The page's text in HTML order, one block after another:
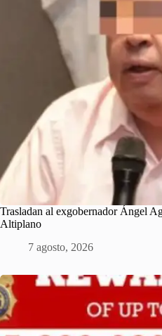
Trasladan al exgobernador Ángel
Altiplano
7 agosto, 2026